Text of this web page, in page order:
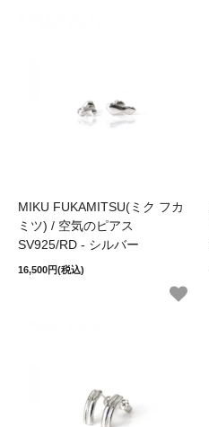
MIKU FUKAMITSU(ミク フカ
ミツ) / 空気のピアス
SV925/RD - シルバー
16,500円(税込)